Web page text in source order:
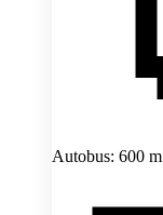
Autobus: 600 m